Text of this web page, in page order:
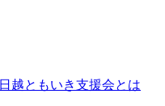
日越ともいき支援会とは